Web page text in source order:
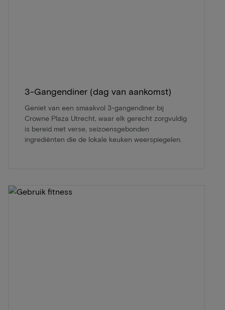
3-Gangendiner (dag van aankomst)
Geniet van een smaakvol 3-gangendiner bij
Crowne Plaza Utrecht, waar elk gerecht zorgvuldig
is bereid met verse, seizoensgebonden
ingrediënten die de lokale keuken weerspiegelen.